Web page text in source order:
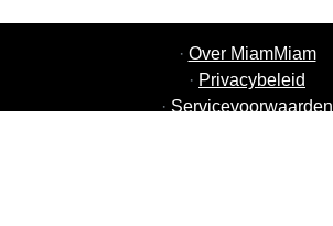
· Over MiamMiam
· Privacybeleid
· Servicevoorwaarden